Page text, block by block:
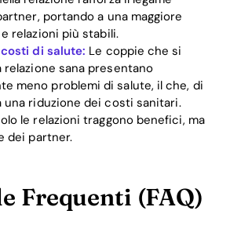
portando a una maggiore
relazioni più stabili.
di salute: Le coppie che si
sana presentano
meno problemi di salute, il che, di
una riduzione dei costi sanitari.
le relazioni traggono benefici, ma
dei partner.
Frequenti (FAQ)